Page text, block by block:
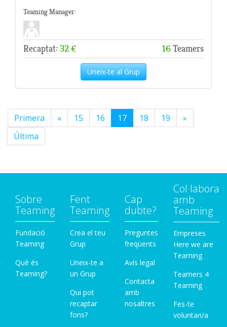
Teaming Manager:
Recaptat: 32 € 16Teamers
Uneix-te al Grup
Primera « 15 16 17 18 19
»
Última
Sobre
Teaming
Fundació
Teaming
Què és
Teaming?
Fent
Teaming
Crea el teu
Grup
Uneix-te a
un Grup
Qui pot
recaptar
fons?
Cap
dubte?
Preguntes
freqüents
Avís legal
Contacta
amb
nosaltres
Col·labora
amb
Teaming
Empreses
Here we are
Teaming
Teamers 4
Teaming
Fes-te
voluntari/a